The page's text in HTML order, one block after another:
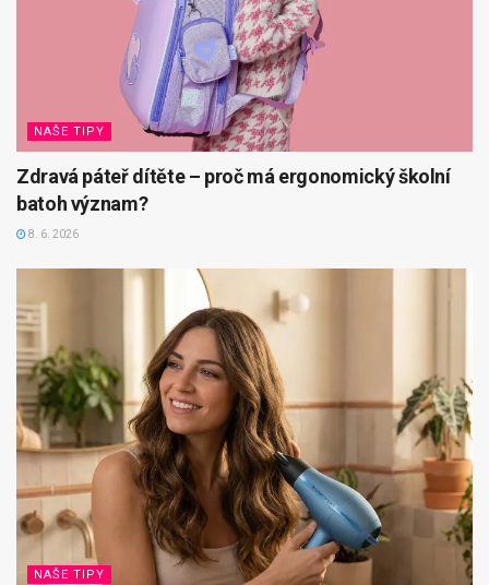
NAŠE TIPY
Zdravá páteř dítěte – proč má ergonomický školní
batoh význam?
8. 6. 2026
NAŠE TIPY